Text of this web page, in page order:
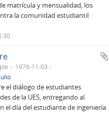
matrícula y mensualidad, los
la comunidad estudiantil
30
1976-11-03
el diálogo de estudiantes
de la UES, entregando al
el día del estudiante de ingeniería.